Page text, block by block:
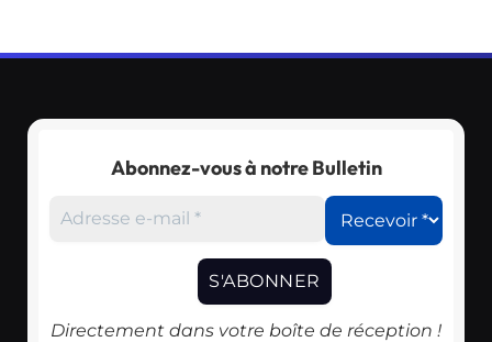
Abonnez-vous à notre Bulletin
Directement dans votre boîte de réception !